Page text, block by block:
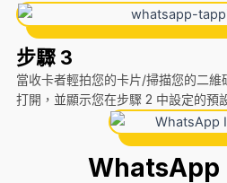
步驟 3
當收卡者輕拍您的卡片/掃描您的二
打開，並顯示您在步驟 2 中設定的預
WhatsApp